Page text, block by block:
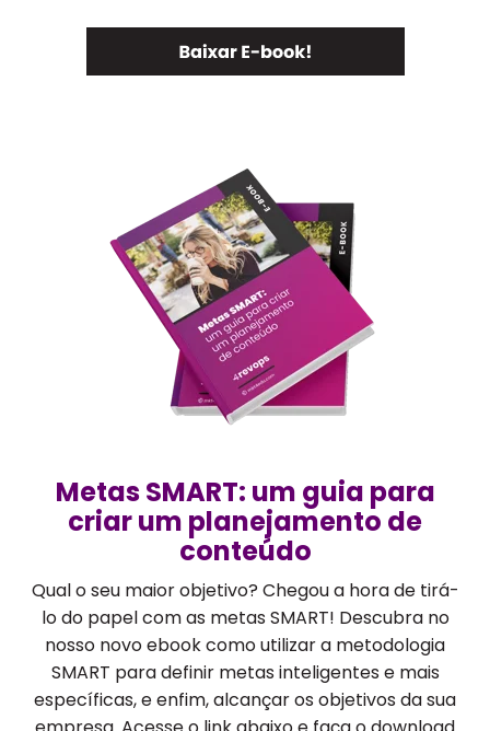
Metas SMART: um guia para
criar um planejamento de
conteúdo
Qual o seu maior objetivo? Chegou a hora de tirá-
lo do papel com as metas SMART! Descubra no
nosso novo ebook como utilizar a metodologia
SMART para definir metas inteligentes e mais
específicas, e enfim, alcançar os objetivos da sua